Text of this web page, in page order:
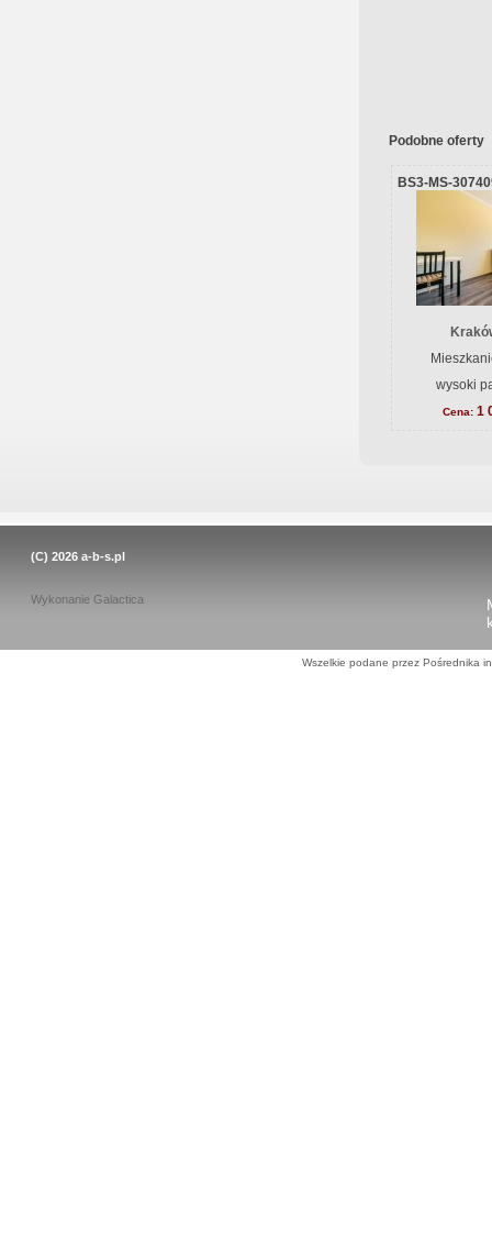
Podobne oferty
BS3-MS-
wysoki
Cena: 1
(C) 2026 a-b-s.pl
Wykonanie Galactica
Wszelkie podane przez Pośrednika